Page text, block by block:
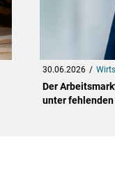
30.06.2026
Der
unter